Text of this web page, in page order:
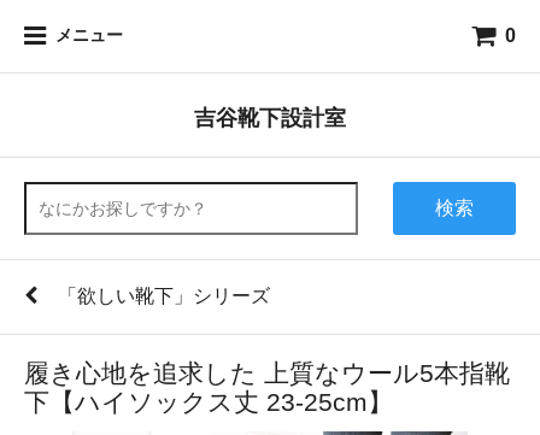
メニュー 0
吉谷靴下設計室
検索
「欲しい靴下」シリーズ
履き心地を追求した 上質なウール5本指靴
下【ハイソックス丈 23-25cm】